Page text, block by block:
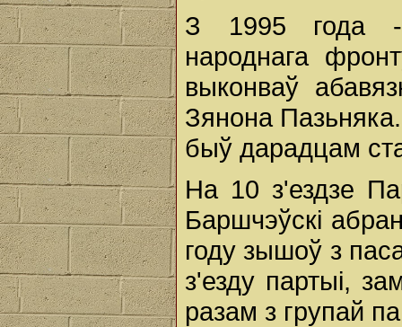
З 1995 года -
народнага
выконваў
Зянона
быў дарадцам
На 10 з'ездзе
Баршчэўскі
году зышоў з
з'езду партыі,
разам з групай